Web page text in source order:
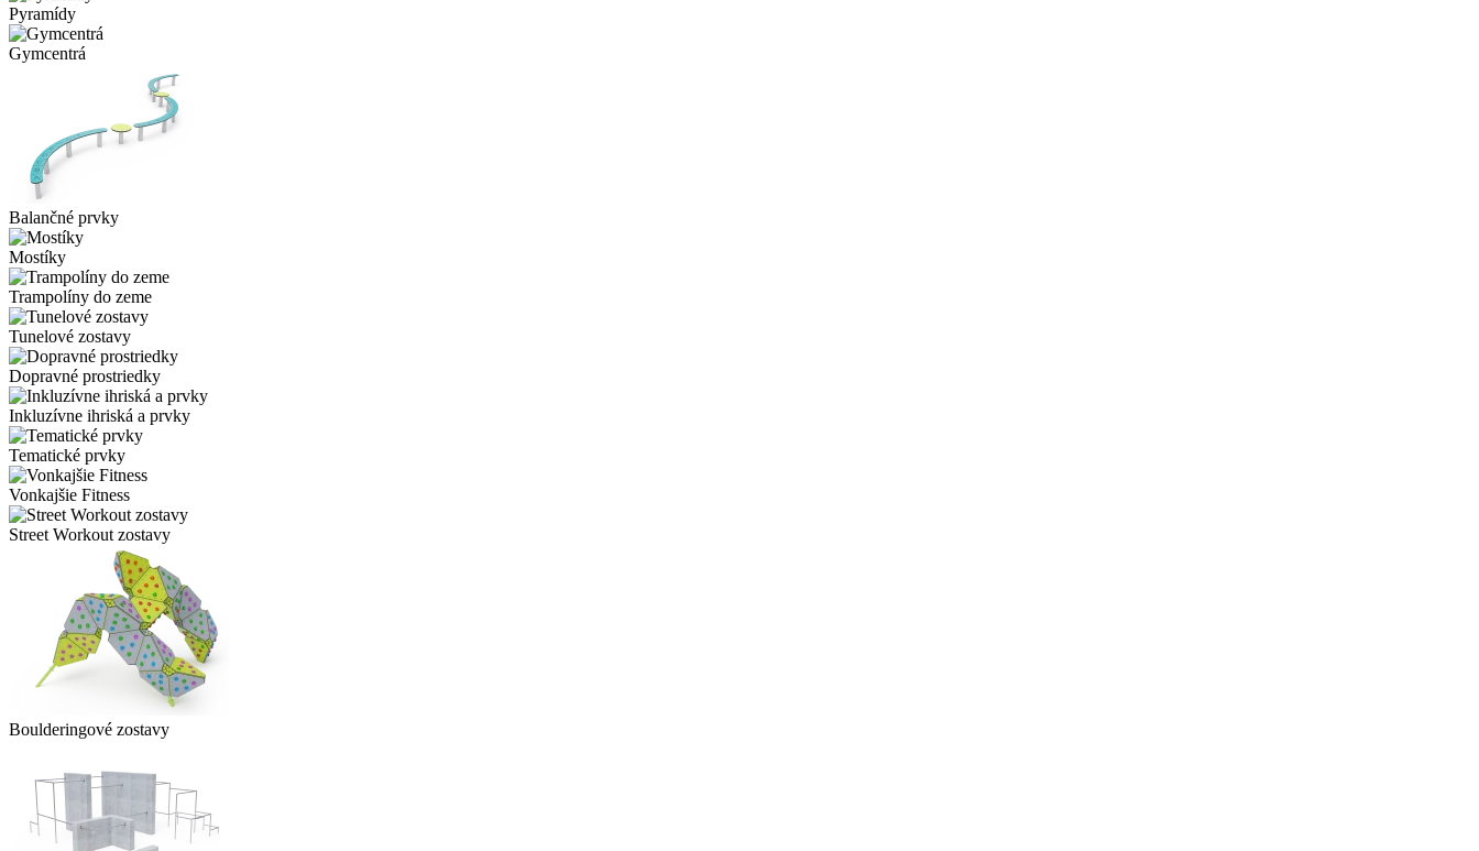
Pyramídy
Gymcentrá
Balančné prvky
Mostíky
Trampolíny do zeme
Tunelové zostavy
Dopravné prostriedky
Inkluzívne ihriská a prvky
Tematické prvky
Vonkajšie Fitness
Street Workout zostavy
Boulderingové zostavy